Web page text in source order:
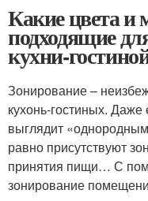
Какие цвета и
подходящие
кухни-
Зонирование –
кухонь-гостиных.
выглядит
равно присутствуют
принятия пищи… С
зонирование